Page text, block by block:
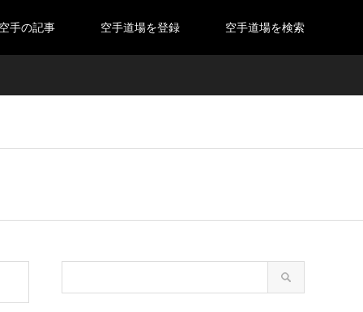
手の記事 空手道場を登録 空手道場を検索